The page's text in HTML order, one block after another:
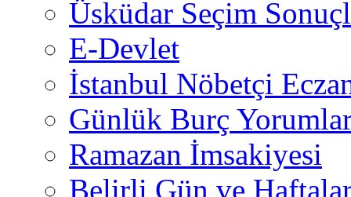
Üsküdar Seçim
E-Devlet
İstanbul Nöbetçi
Günlük Burç
Ramazan İmsakiyesi
Belirli Gün ve